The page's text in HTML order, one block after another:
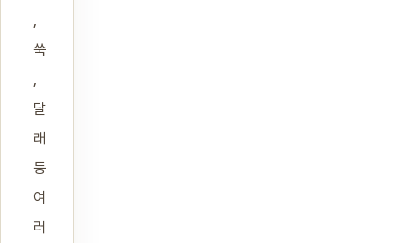
쑥
달
래
등
여
러